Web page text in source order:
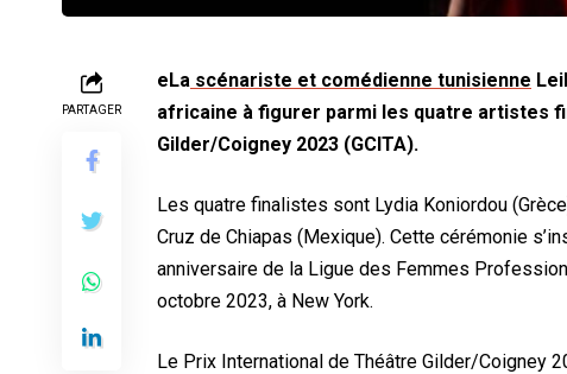
PARTAGER
eLa scénariste et comédienne tunisienne
africaine à figurer parmi les quatre artistes
Gilder/Coigney 2023 (GCITA).
Les quatre finalistes sont Lydia Koniordou
Cruz de Chiapas (Mexique). Cette cérémonie
anniversaire de la Ligue des Femmes
octobre 2023, à New York.
Le Prix International de Théâtre Gilder/Coigney